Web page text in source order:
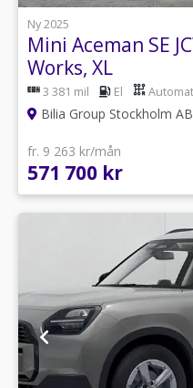
Ny 2025
Mini Aceman SE
Works, XL
3 381 mil El Automat
Bilia Group Stockholm AB
fr. 9 263 kr/mån
571 700 kr